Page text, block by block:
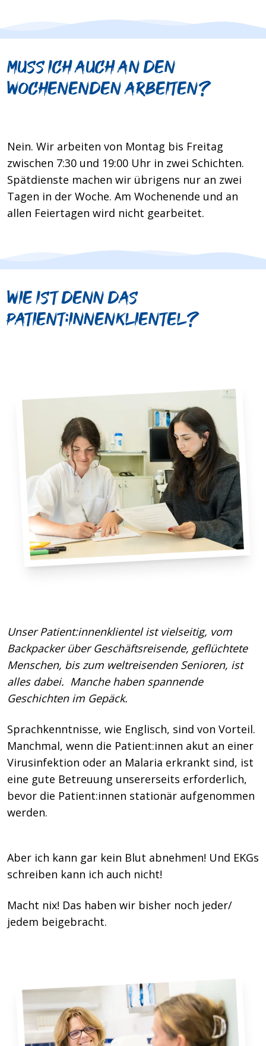
Muss ich auch an den
Wochenenden arbeiten?
Nein. Wir arbeiten von Montag bis Freitag
zwischen 7:30 und 19:00 Uhr in zwei Schichten.
Spätdienste machen wir übrigens nur an zwei
Tagen in der Woche. Am Wochenende und an
allen Feiertagen wird nicht gearbeitet.
Wie ist denn das
Patient:innenklientel?
Unser Patient:innenklientel ist vielseitig, vom
Backpacker über Geschäftsreisende, geflüchtete
Menschen, bis zum weltreisenden Senioren, ist
alles dabei. Manche haben spannende
Geschichten im Gepäck.
Sprachkenntnisse, wie Englisch, sind von Vorteil.
Manchmal, wenn die Patient:innen akut an einer
Virusinfektion oder an Malaria erkrankt sind, ist
eine gute Betreuung unsererseits erforderlich,
bevor die Patient:innen stationär aufgenommen
werden.
Aber ich kann gar kein Blut abnehmen! Und EKGs
schreiben kann ich auch nicht!
Macht nix! Das haben wir bisher noch jeder/
jedem beigebracht.